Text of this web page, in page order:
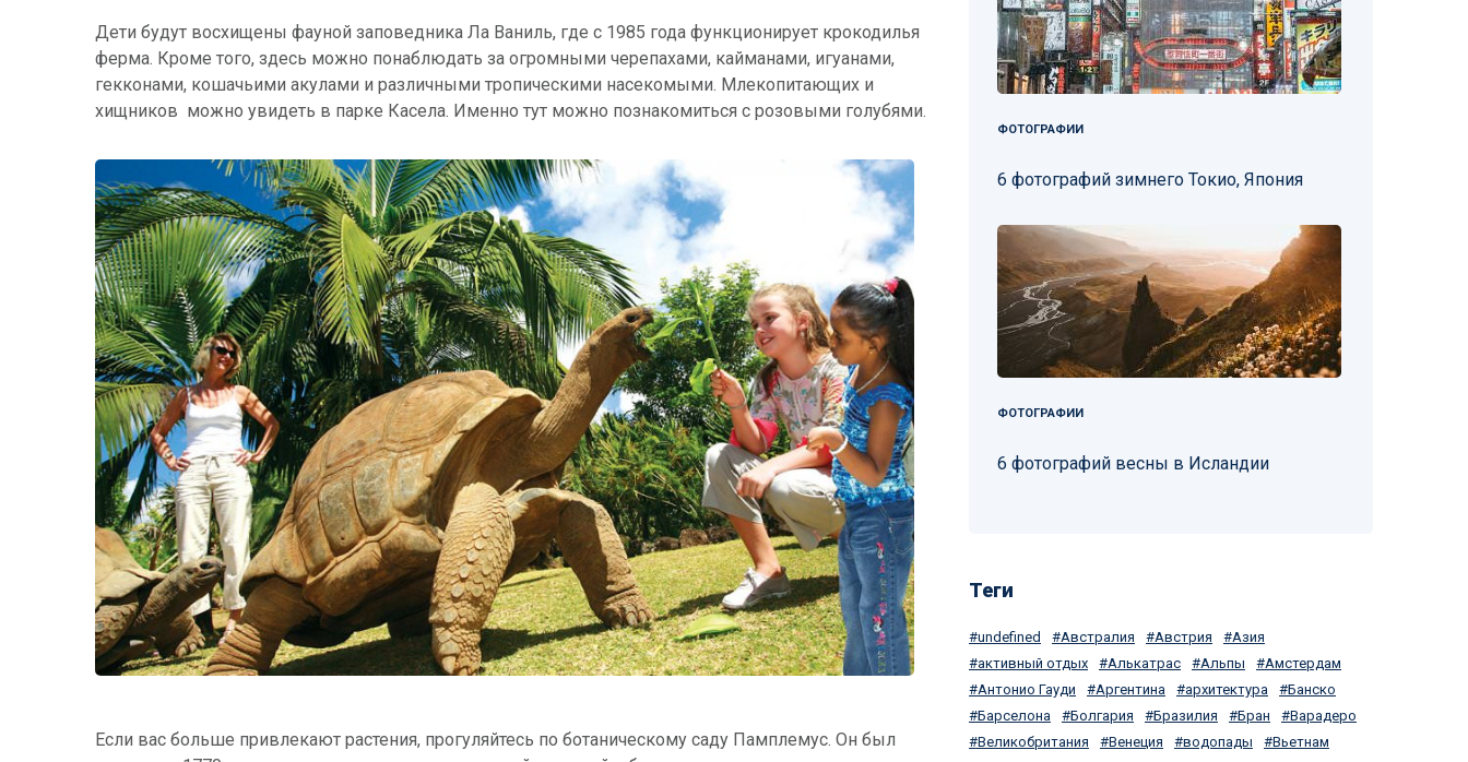
Дети будут восхищены фауной заповедника Ла Ваниль, где с 1985 года функционирует крокодилья
ферма. Кроме того, здесь можно понаблюдать за огромными черепахами, кайманами, игуанами,
гекконами, кошачьими акулами и различными тропическими насекомыми. Млекопитающих и
хищников можно увидеть в парке Касела. Именно тут можно познакомиться с розовыми голубями.
Если вас больше привлекают растения, прогуляйтесь по ботаническому саду Памплемус. Он был
ФОТОГРАФИИ
6 фотографий зимнего Токио, Япония
ФОТОГРАФИИ
6 фотографий весны в Исландии
Теги
undefined Австралия Австрия
Азия
активный отдых
Алькатрас Альпы
Амстердам
Антонио Гауди
Аргентина архитектура
Банско
Барселона
Болгария Бразилия Бран
Варадеро
Великобритания
Венеция водопады
Вьетнам